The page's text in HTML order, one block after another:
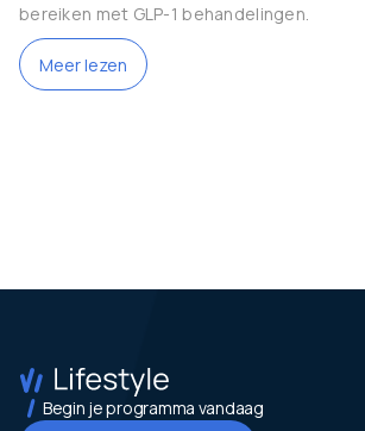
bereiken met GLP-1 behandelingen.
Meer lezen
Begin je programma vandaag